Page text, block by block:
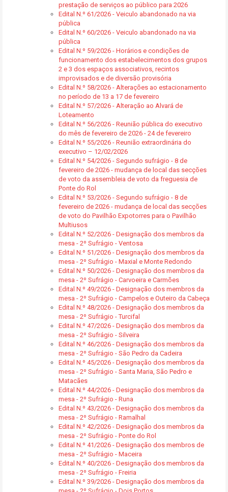
prestação de serviços ao público para 2026
Edital N.º 61/2026 - Veiculo abandonado na via
pública
Edital N.º 60/2026 - Veiculo abandonado na via
pública
Edital N.º 59/2026 - Horários e condições de
funcionamento dos estabelecimentos dos grupos
2 e 3 dos espaços associativos, recintos
improvisados e de diversão provisória
Edital N.º 58/2026 - Alterações ao estacionamento
no período de 13 a 17 de fevereiro
Edital N.º 57/2026 - Alteração ao Alvará de
Loteamento
Edital N.º 56/2026 - Reunião pública do executivo
do mês de fevereiro de 2026 - 24 de fevereiro
Edital N.º 55/2026 - Reunião extraordinária do
executivo – 12/02/2026
Edital N.º 54/2026 - Segundo sufrágio - 8 de
fevereiro de 2026 - mudança de local das secções
de voto da assembleia de voto da freguesia de
Ponte do Rol
Edital N.º 53/2026 - Segundo sufrágio - 8 de
fevereiro de 2026 - mudança de local das secções
de voto do Pavilhão Expotorres para o Pavilhão
Multiusos
Edital N.º 52/2026 - Designação dos membros da
mesa - 2º Sufrágio - Ventosa
Edital N.º 51/2026 - Designação dos membros da
mesa - 2º Sufrágio - Maxial e Monte Redondo
Edital N.º 50/2026 - Designação dos membros da
mesa - 2º Sufrágio - Carvoeira e Carmões
Edital N.º 49/2026 - Designação dos membros da
mesa - 2º Sufrágio - Campelos e Outeiro da Cabeça
Edital N.º 48/2026 - Designação dos membros da
mesa - 2º Sufrágio - Turcifal
Edital N.º 47/2026 - Designação dos membros da
mesa - 2º Sufrágio - Silveira
Edital N.º 46/2026 - Designação dos membros da
mesa - 2º Sufrágio - São Pedro da Cadeira
Edital N.º 45/2026 - Designação dos membros da
mesa - 2º Sufrágio - Santa Maria, São Pedro e
Matacães
Edital N.º 44/2026 - Designação dos membros da
mesa - 2º Sufrágio - Runa
Edital N.º 43/2026 - Designação dos membros da
mesa - 2º Sufrágio - Ramalhal
Edital N.º 42/2026 - Designação dos membros da
mesa - 2º Sufrágio - Ponte do Rol
Edital N.º 41/2026 - Designação dos membros de
mesa - 2º Sufrágio - Maceira
Edital N.º 40/2026 - Designação dos membros da
mesa - 2º Sufrágio - Freiria
Edital N.º 39/2026 - Designação dos membros da